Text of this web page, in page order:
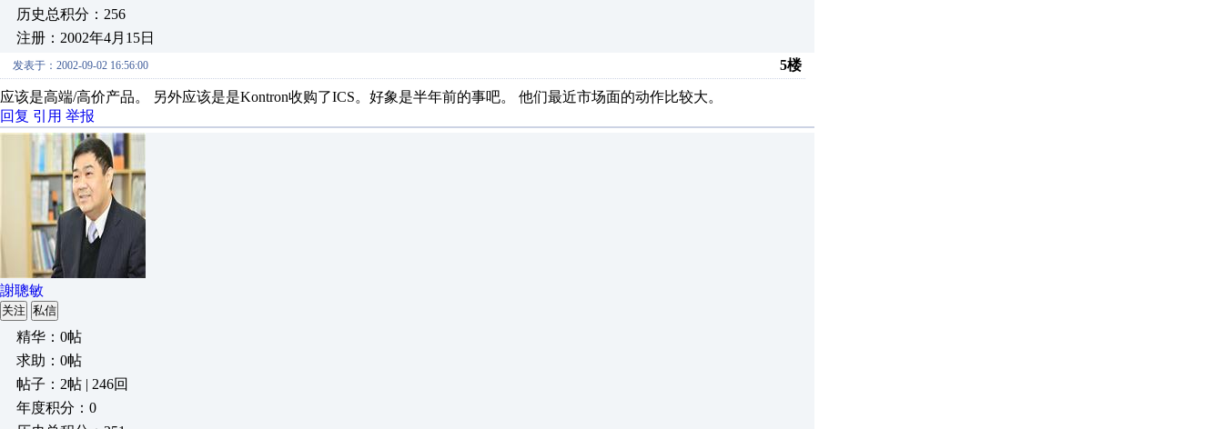
历史总积分：256
注册：2002年4月15日
发表于：2002-09-02 16:56:00 5楼
应该是高端/高价产品。 另外应该是是Kontron收购了ICS。好象是半年前的事吧。 他们最近市场面的动作比较大。
回复 引用 举报
謝聰敏
关注 私信
精华：0帖
求助：0帖
帖子：2帖 | 246回
年度积分：0